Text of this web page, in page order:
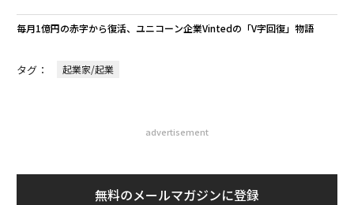
毎月1億円の赤字から復活、ユニコーン企業Vintedの「V字回復」物語
タグ： 起業家/起業
advertisement
無料のメールマガジンに登録